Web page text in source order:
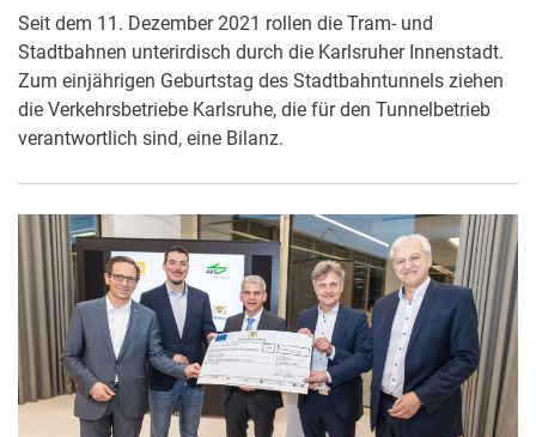
Seit dem 11. Dezember 2021 rollen die Tram- und
Stadtbahnen unterirdisch durch die Karlsruher Innenstadt.
Zum einjährigen Geburtstag des Stadtbahntunnels ziehen
die Verkehrsbetriebe Karlsruhe, die für den Tunnelbetrieb
verantwortlich sind, eine Bilanz.